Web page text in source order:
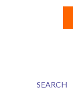
SEARCH